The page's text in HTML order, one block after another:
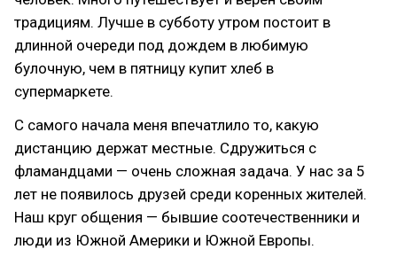
традициям. Лучше в субботу утром постоит в
длинной очереди под дождем в любимую
булочную, чем в пятницу купит хлеб в
супермаркете.
С самого начала меня впечатлило то, какую
дистанцию держат местные. Сдружиться с
фламандцами — очень сложная задача. У нас за 5
лет не появилось друзей среди коренных жителей.
Наш круг общения — бывшие соотечественники и
люди из Южной Америки и Южной Европы.